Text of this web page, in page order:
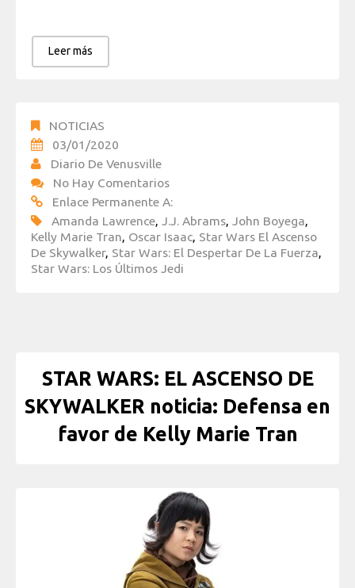
Leer más
NOTICIAS
03/01/2020
Diario De Venusville
No Hay Comentarios
Enlace Permanente A:
Amanda Lawrence
J.J. Abrams John Boyega
Kelly Marie Tran Oscar Isaac Star Wars El Ascenso
De Skywalker, Star Wars: El Despertar De La Fuerza
Star Wars: Los Últimos Jedi
STAR WARS: EL ASCENSO DE
SKYWALKER noticia: Defensa en
favor de Kelly Marie Tran